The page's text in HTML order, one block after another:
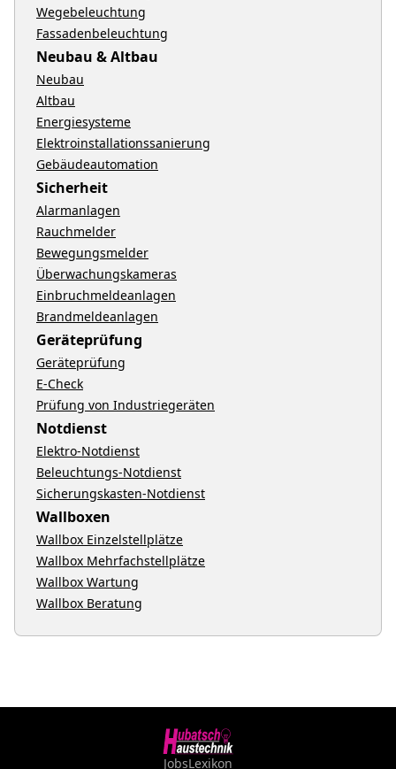
Wegebeleuchtung
Fassadenbeleuchtung
Neubau & Altbau
Neubau
Altbau
Energiesysteme
Elektroinstallationssanierung
Gebäudeautomation
Sicherheit
Alarmanlagen
Rauchmelder
Bewegungsmelder
Überwachungskameras
Einbruchmeldeanlagen
Brandmeldeanlagen
Geräteprüfung
Geräteprüfung
E-Check
Prüfung von Industriegeräten
Notdienst
Elektro-Notdienst
Beleuchtungs-Notdienst
Sicherungskasten-Notdienst
Wallboxen
Wallbox Einzelstellplätze
Wallbox Mehrfachstellplätze
Wallbox Wartung
Wallbox Beratung
JobsLexikon